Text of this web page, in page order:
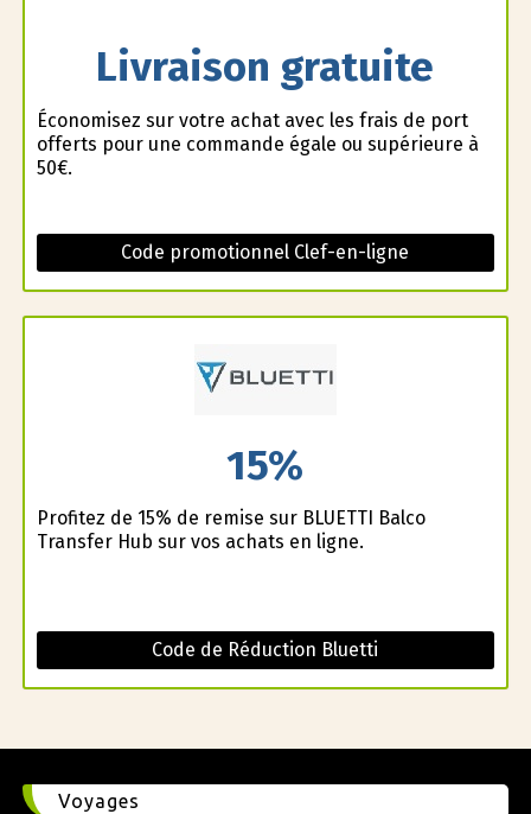
Livraison gratuite
Économisez sur votre achat avec les frais de port
offerts pour une commande égale ou supérieure à
50€.
Code promotionnel Clef-en-ligne
15%
Profitez de 15% de remise sur BLUETTI Balco
Transfer Hub sur vos achats en ligne.
Code de Réduction Bluetti
Voyages